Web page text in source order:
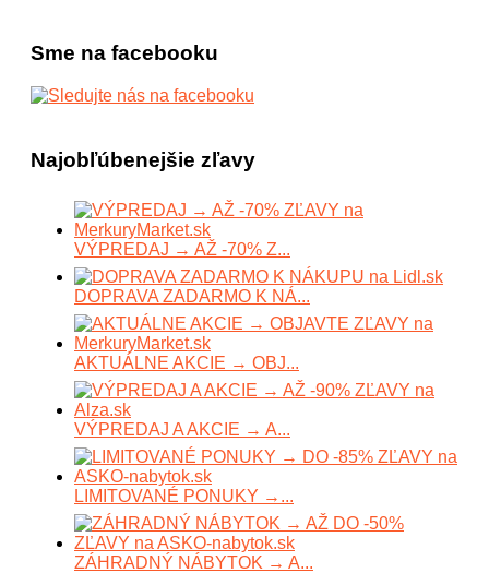
Sme na facebooku
Najobľúbenejšie zľavy
VÝPREDAJ → AŽ -70% Z...
DOPRAVA ZADARMO K NÁ...
AKTUÁLNE AKCIE → OBJ...
VÝPREDAJ A AKCIE → A...
LIMITOVANÉ PONUKY →...
ZÁHRADNÝ NÁBYTOK → A...